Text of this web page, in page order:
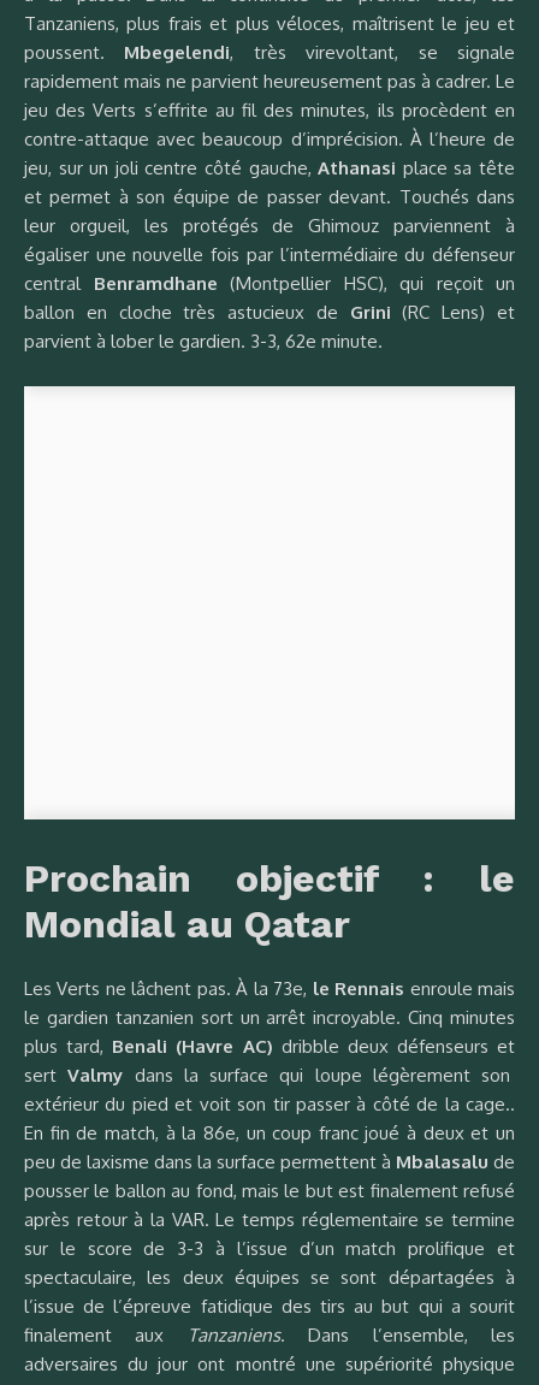
Tanzaniens, plus frais et plus véloces, maîtrisent le jeu et
poussent. Mbegelendi, très virevoltant, se signale
rapidement mais ne parvient heureusement pas à cadrer. Le
jeu des Verts s’effrite au fil des minutes, ils procèdent en
contre-attaque avec beaucoup d’imprécision. À l’heure de
jeu, sur un joli centre côté gauche,Athanasi place sa tête
et permet à son équipe de passer devant. Touchés dans
leur orgueil, les protégés de Ghimouz parviennent à
égaliser une nouvelle fois par l’intermédiaire du défenseur
central Benramdhane (Montpellier HSC), qui reçoit un
ballon en cloche très astucieux de Grini (RC Lens) et
parvient à lober le gardien. 3-3, 62e minute.
Prochain objectif : le
Mondial au Qatar
Les Verts ne lâchent pas. À la 73e, le Rennais enroule mais
le gardien tanzanien sort un arrêt incroyable. Cinq minutes
plus tard, Benali (Havre AC) dribble deux défenseurs et
sertValmy dans la surface qui loupe légèrement son
extérieur du pied et voit son tir passer à côté de la cage..
En fin de match, à la 86e, un coup franc joué à deux et un
peu de laxisme dans la surface permettent à Mbalasalu de
pousser le ballon au fond, mais le but est finalement refusé
après retour à la VAR. Le temps réglementaire se termine
sur le score de 3-3 à l’issue d’un match prolifique et
spectaculaire, les deux équipes se sont départagées à
l’issue de l’épreuve fatidique des tirs au but qui a sourit
finalement aux
Tanzaniens. Dans l’ensemble, les
adversaires du jour ont montré une supériorité physique